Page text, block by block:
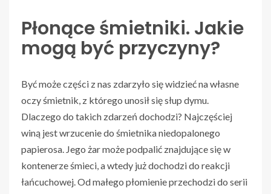
Płonące śmietniki. Jakie
mogą być przyczyny?
Być może części z nas zdarzyło się widzieć na własne
oczy śmietnik, z którego unosił się słup dymu.
Dlaczego do takich zdarzeń dochodzi? Najczęściej
winą jest wrzucenie do śmietnika niedopalonego
papierosa. Jego żar może podpalić znajdujące się w
kontenerze śmieci, a wtedy już dochodzi do reakcji
łańcuchowej. Od małego płomienie przechodzi do serii